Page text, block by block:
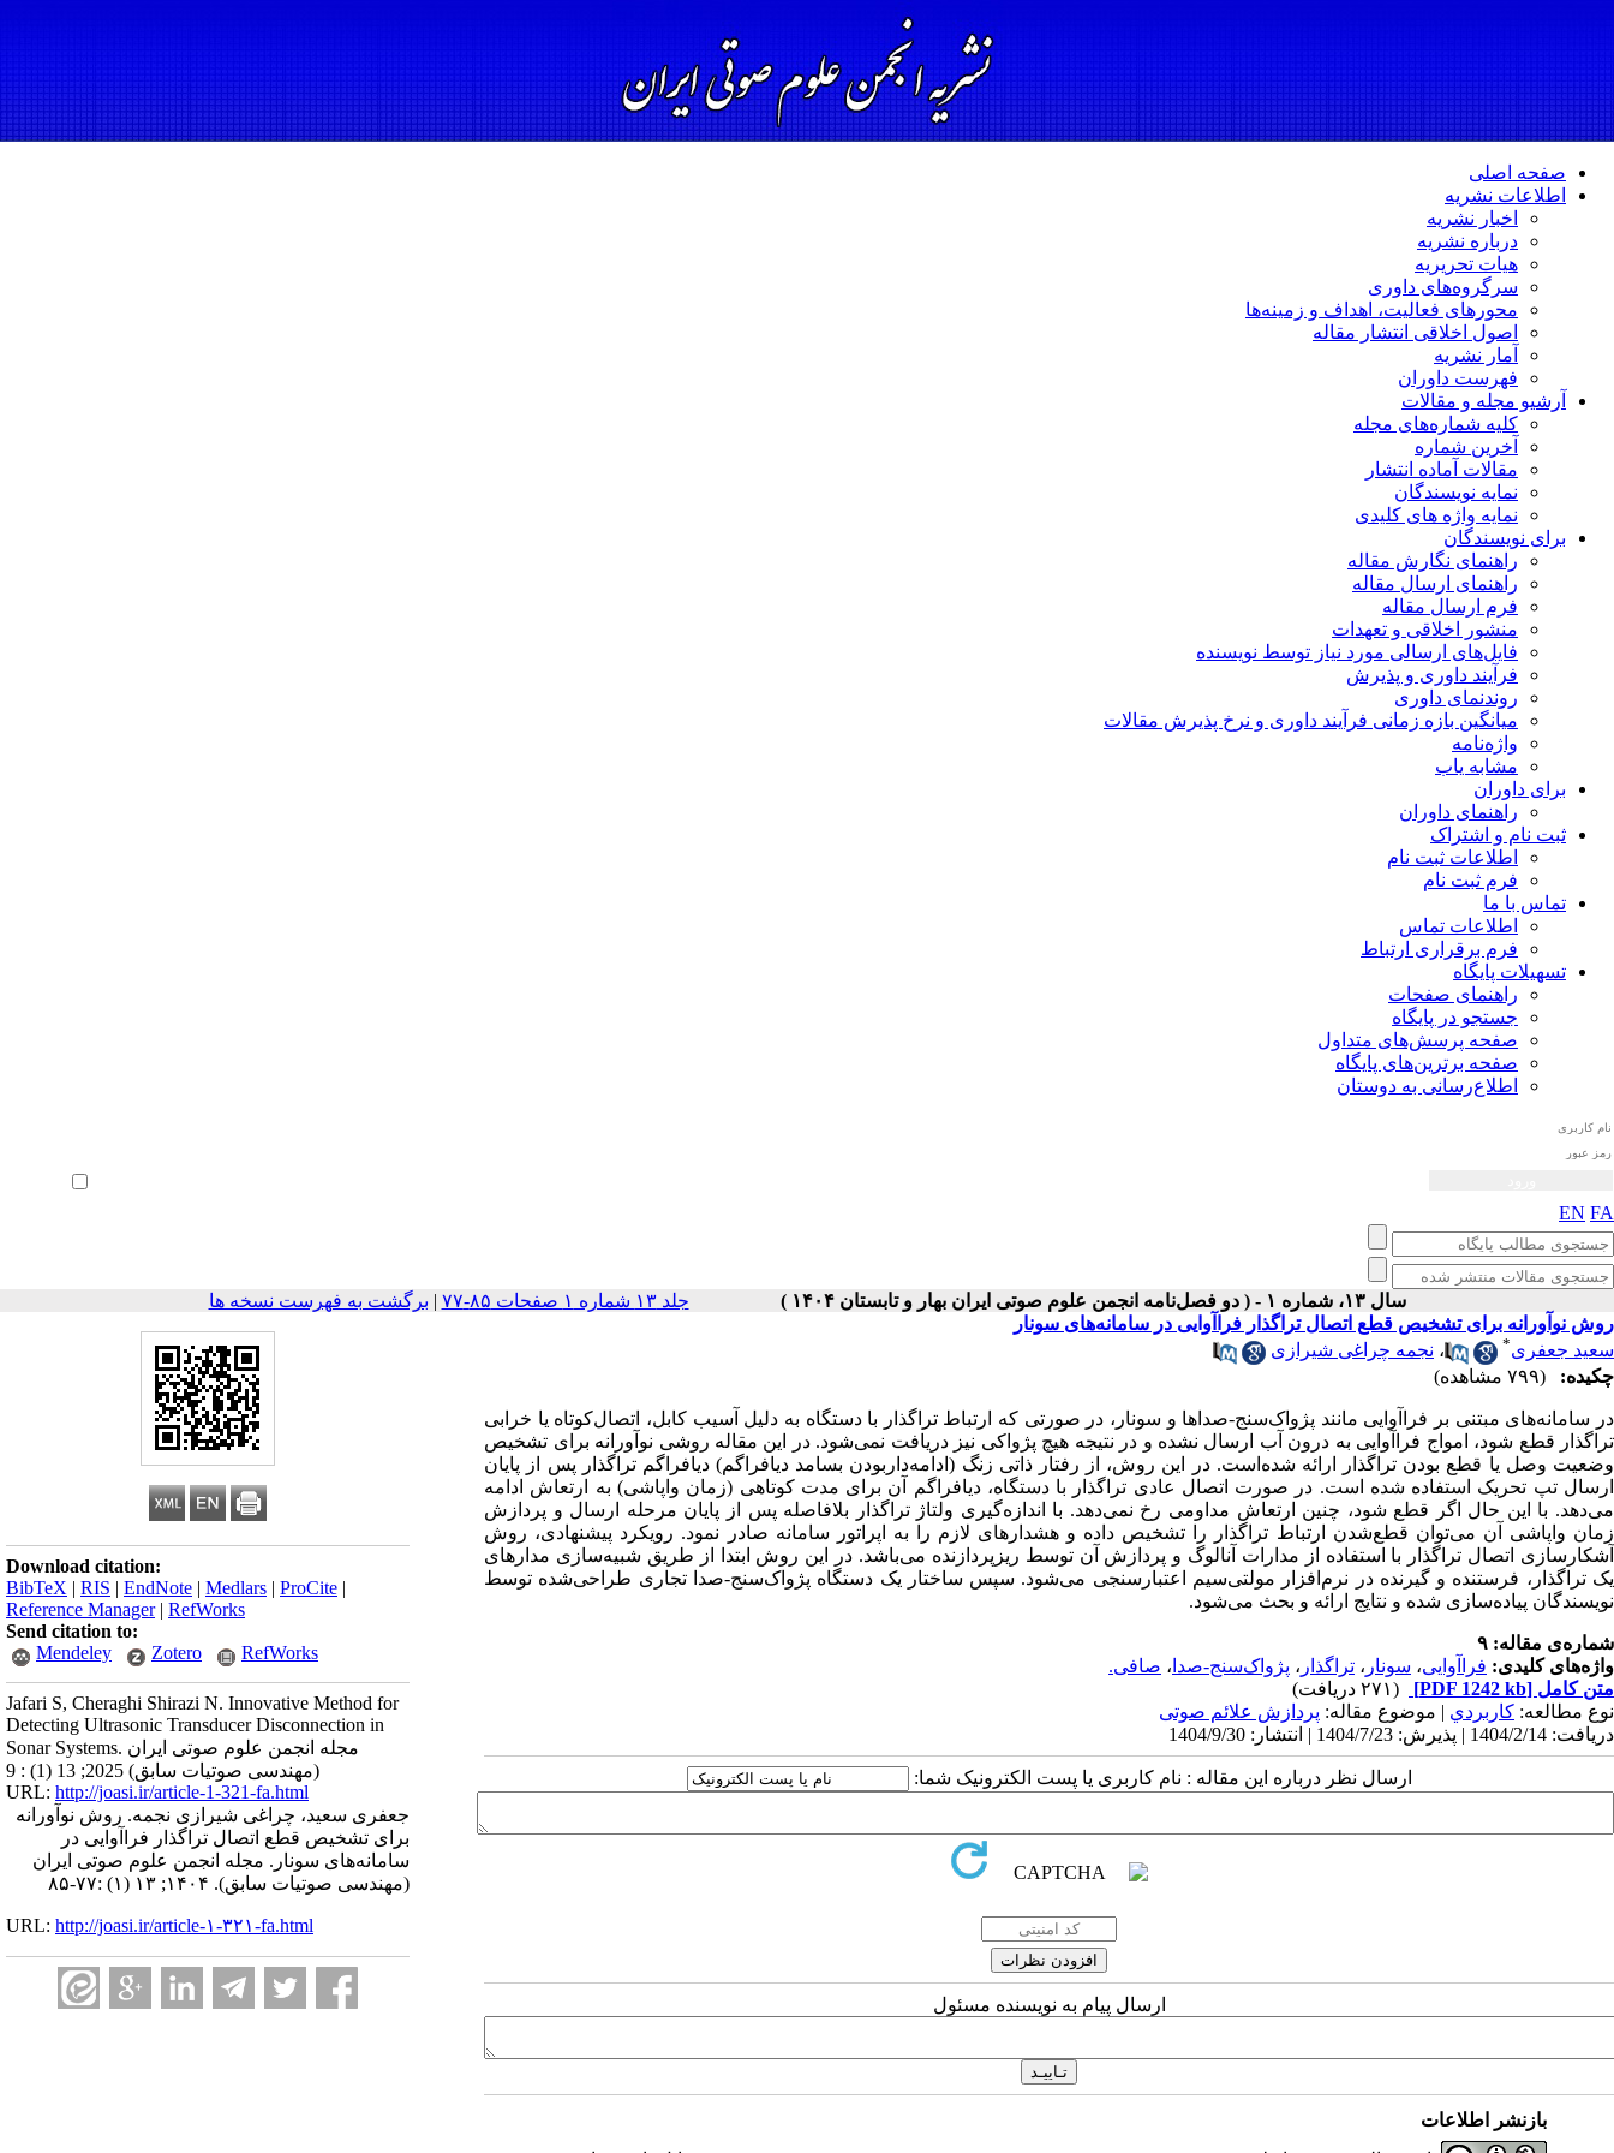
صفحه اصلی
اطلاعات نشریه
اخبار نشریه
درباره نشریه
هیات تحریریه
سرگروه‌های داوری
محورهای فعالیت، اهداف و زمینه‌ها
اصول اخلاقی انتشار مقاله
آمار نشریه
فهرست داوران
آرشیو مجله و مقالات
کلیه شماره‌های مجله
آخرین شماره
مقالات آماده انتشار
نمایه نویسندگان
نمایه واژه های کلیدی
برای نویسندگان
راهنمای نگارش مقاله
راهنمای ارسال مقاله
فرم ارسال مقاله
منشور اخلاقی و تعهدات
فایل‌های ارسالی مورد نیاز توسط نویسنده
فرآیند داوری و پذیرش
روندنمای داوری
میانگین بازه زمانی فرآیند داوری و نرخ پذیرش مقالات
واژه‌نامه
مشابه یاب
برای داوران
راهنمای داوران
ثبت نام و اشتراک
اطلاعات ثبت نام
فرم ثبت نام
تماس با ما
اطلاعات تماس
فرم برقراری ارتباط
تسهیلات پایگاه
راهنمای صفحات
جستجو در پایگاه
صفحه پرسش‌های متداول
صفحه برترین‌های پایگاه
اطلاع‌رسانی به دوستان
EN FA
سال ۱۳، شماره ۱ - ( دو فصل‌نامه انجمن علوم صوتی ايران بهار و تابستان ۱۴۰۴ ) جلد ۱۳ شماره ۱ صفحات ۸۵-۷۷ | برگشت به فهرست نسخه ها
Download citation:
BibTeX | RIS | EndNote | Medlars | ProCite |
Reference Manager| RefWorks
Send citation to:
Mendeley
Zotero RefWorks
Jafari S, Cheraghi Shirazi N. Innovative Method for
Detecting Ultrasonic Transducer Disconnection in
Sonar Systems. مجله انجمن علوم صوتی ایران
(مهندسی صوتیات سابق) 2025; 13 (1) : 9
URL: http://joasi.ir/article-1-321-fa.html
جعفری سعید، چراغی شیرازی نجمه. روش نوآورانه
برای تشخیص قطع اتصال تراگذار فراآوایی در
سامانه‌های سونار. مجله انجمن علوم صوتی ایران
(مهندسی صوتیات سابق). ۱۴۰۴; ۱۳ (۱) :۷۷-۸۵
URL: http://joasi.ir/article-۱-۳۲۱-fa.html
روش نوآورانه برای تشخیص قطع اتصال تراگذار فراآوایی در سامانه‌های سونار
سعید جعفری* ، نجمه چراغی شیرازی
چکیده:
(۷۹۹ مشاهده)
در سامانه‌های مبتنی بر فراآوایی مانند پژواک‌سنج-صداها و سونار، در صورتی که ارتباط تراگذار با دستگاه به دلیل آسیب کابل، اتصال‌کوتاه یا خرابی
تراگذار قطع شود، امواج فراآوایی به درون آب ارسال نشده و در نتیجه هیچ پژواکی نیز دریافت نمی‌شود. در این مقاله روشی نوآورانه برای تشخیص
وضعیت وصل یا قطع بودن تراگذار ارائه شده‌است. در این روش، از رفتار ذاتی زنگ (ادامه‌داربودن بسامد دیافراگم) دیافراگم تراگذار پس از پایان
ارسال تپ تحریک استفاده شده است. در صورت اتصال عادی تراگذار با دستگاه، دیافراگم آن برای مدت کوتاهی (زمان واپاشی) به ارتعاش ادامه
می‌دهد. با این حال اگر قطع شود، چنین ارتعاش مداومی رخ نمی‌دهد. با اندازه‌گیری ولتاژ تراگذار بلافاصله پس از پایان مرحله ارسال و پردازش
زمان واپاشی آن می‌توان قطع‌شدن ارتباط تراگذار را تشخیص داده و هشدارهای لازم را به اپراتور سامانه صادر نمود. رویکرد پیشنهادی، روش
آشکارسازی اتصال تراگذار با استفاده از مدارات آنالوگ و پردازش آن توسط ریزپردازنده می‌باشد. در این روش ابتدا از طریق شبیه‌سازی مدارهای
یک تراگذار، فرستنده و گیرنده در نرم‌افزار مولتی‌سیم اعتبارسنجی می‌شود. سپس ساختار یک دستگاه پژواک‌سنج-صدا تجاری طراحی‌شده توسط
نویسندگان پیاده‌سازی شده و نتایج ارائه و بحث می‌شود.
شماره‌ی مقاله: ۹
واژه‌های کلیدی: فراآوایی، سونار ، تراگذار ، پژواک‌سنج-صدا ، صافی‌.
متن کامل [PDF 1242 kb]
(۲۷۱ دریافت)
نوع مطالعه: كاربردي | موضوع مقاله: پردازش علائم صوتی
دریافت: 1404/2/14 | پذیرش: 1404/7/23 | انتشار: 1404/9/30
ارسال نظر درباره این مقاله : نام کاربری یا پست الکترونیک شما:
ارسال پیام به نویسنده مسئول
بازنشر اطلاعات